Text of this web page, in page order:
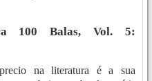
100 Balas, Vol. 5:
na literatura é a sua